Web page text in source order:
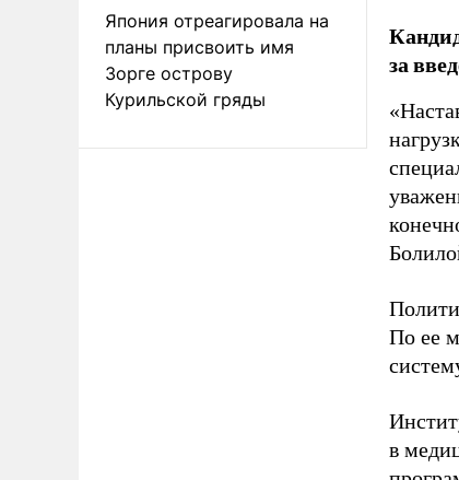
Япония отреагировала на
планы присвоить имя
Зорге острову
Курильской гряды
за
По ее
в